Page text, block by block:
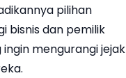
pilihan
bisnis dan pemilik
mengurangi jejak